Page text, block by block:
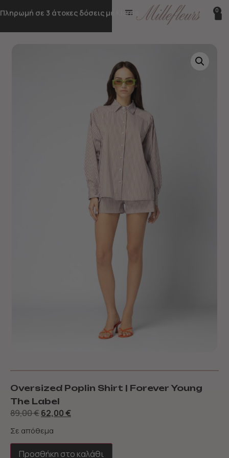
Πληρωμή σε 3 άτοκες δόσεις με Klarna 0
Oversized Poplin Shirt | Forever Young
The Label
89,00€62,00€
Σε απόθεμα
Προσθήκη στο καλάθι